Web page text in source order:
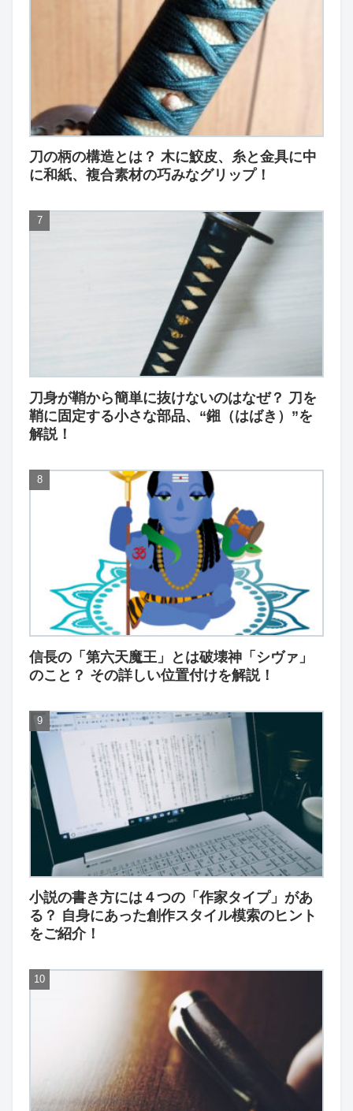
刀の柄の構造とは？ 木に鮫皮、糸と金具に中
に和紙、複合素材の巧みなグリップ！
刀身が鞘から簡単に抜けないのはなぜ？ 刀を
鞘に固定する小さな部品、“鎺（はばき）”を
解説！
信長の「第六天魔王」とは破壊神「シヴァ」
のこと？ その詳しい位置付けを解説！
小説の書き方には４つの「作家タイプ」があ
る？ 自身にあった創作スタイル模索のヒント
をご紹介！